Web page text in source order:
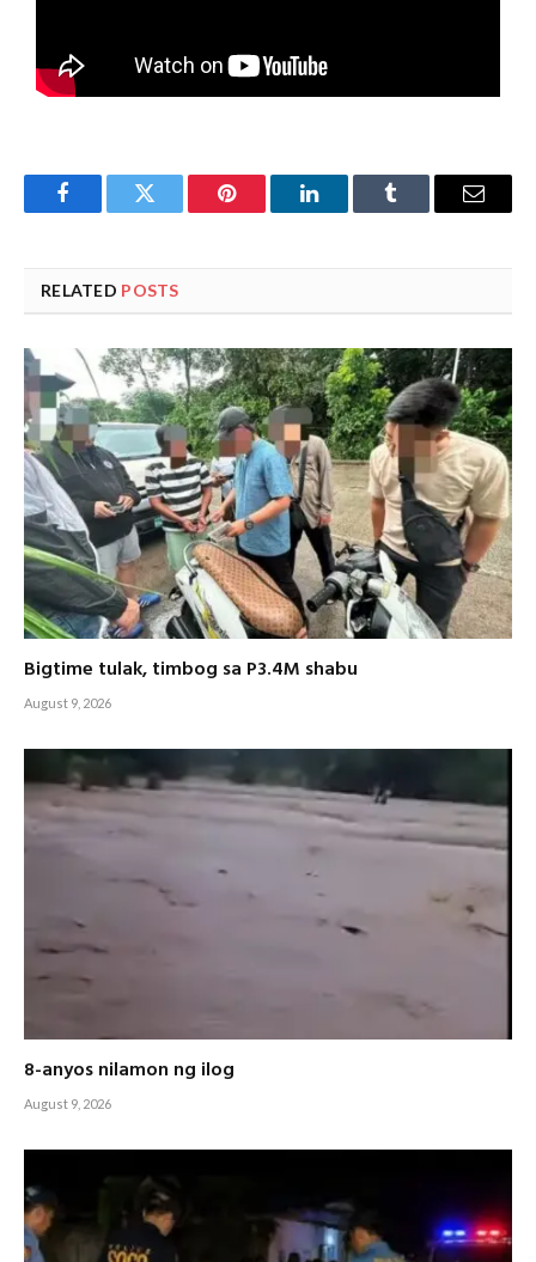
FacebookTwitter Pinterest LinkedInTumblr Email
RELATED POSTS
Bigtime tulak, timbog sa P3.4M shabu
August 9, 2026
8-anyos nilamon ng ilog
August 9, 2026